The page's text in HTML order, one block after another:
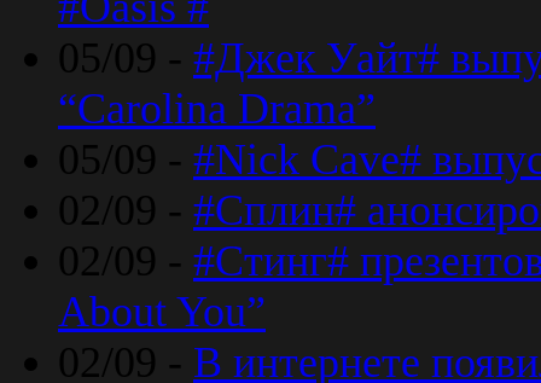
05/09 - #Джек Уайт#
“Carolina Drama”
05/09 - #Nick Cave#
02/09 - #Сплин#
02/09 - #Стинг#
About You”
02/09 - В интернете